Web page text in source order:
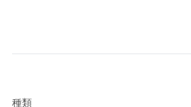
種類